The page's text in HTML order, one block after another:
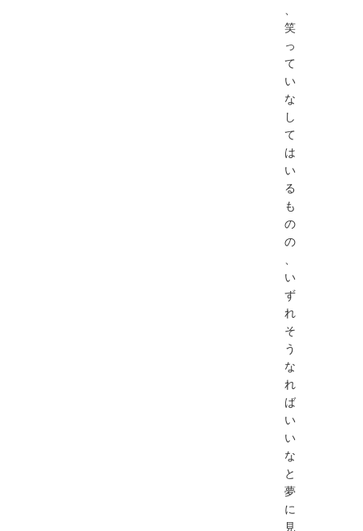
笑
っ
て
い
な
し
て
は
い
る
も
の
の
い
ず
れ
そ
う
な
れ
ば
い
い
な
と
夢
に
見